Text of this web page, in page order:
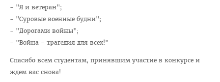
Отдел по идеологической и воспитательной работе
Студенческий клуб
Cоциально-педагогическая и психологическая служба
- "Я и ветеран";
- "Суровые военные будни";
- "Дорогами войны";
- "Война - трагедия для всех!"
Спасибо всем студентам, принявшим участие в конкурсе и
ждем вас снова!